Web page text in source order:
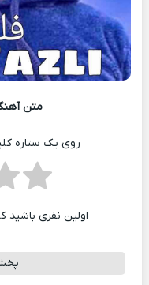
متن
روی یک ستاره
اولین نفری باشید